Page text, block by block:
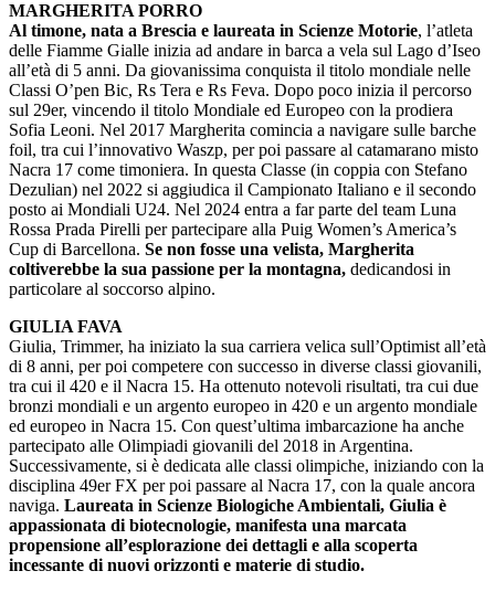
MARGHERITA PORRO
Al timone, nata a Brescia e laureata in Scienze Motorie, l’atleta
delle Fiamme Gialle inizia ad andare in barca a vela sul Lago d’Iseo
all’età di 5 anni. Da giovanissima conquista il titolo mondiale nelle
Classi O’pen Bic, Rs Tera e Rs Feva. Dopo poco inizia il percorso
sul 29er, vincendo il titolo Mondiale ed Europeo con la prodiera
Sofia Leoni. Nel 2017 Margherita comincia a navigare sulle barche
foil, tra cui l’innovativo Waszp, per poi passare al catamarano misto
Nacra 17 come timoniera. In questa Classe (in coppia con Stefano
Dezulian) nel 2022 si aggiudica il Campionato Italiano e il secondo
posto ai Mondiali U24. Nel 2024 entra a far parte del team Luna
Rossa Prada Pirelli per partecipare alla Puig Women’s America’s
Cup di Barcellona. Se non fosse una velista, Margherita
coltiverebbe la sua passione per la montagna, dedicandosi in
particolare al soccorso alpino.
GIULIA FAVA
Giulia, Trimmer, ha iniziato la sua carriera velica sull’Optimist all’età
di 8 anni, per poi competere con successo in diverse classi giovanili,
tra cui il 420 e il Nacra 15. Ha ottenuto notevoli risultati, tra cui due
bronzi mondiali e un argento europeo in 420 e un argento mondiale
ed europeo in Nacra 15. Con quest’ultima imbarcazione ha anche
partecipato alle Olimpiadi giovanili del 2018 in Argentina.
Successivamente, si è dedicata alle classi olimpiche, iniziando con la
disciplina 49er FX per poi passare al Nacra 17, con la quale ancora
naviga. Laureata in Scienze Biologiche Ambientali, Giulia è
appassionata di biotecnologie, manifesta una marcata
propensione all’esplorazione dei dettagli e alla scoperta
incessante di nuovi orizzonti e materie di studio.